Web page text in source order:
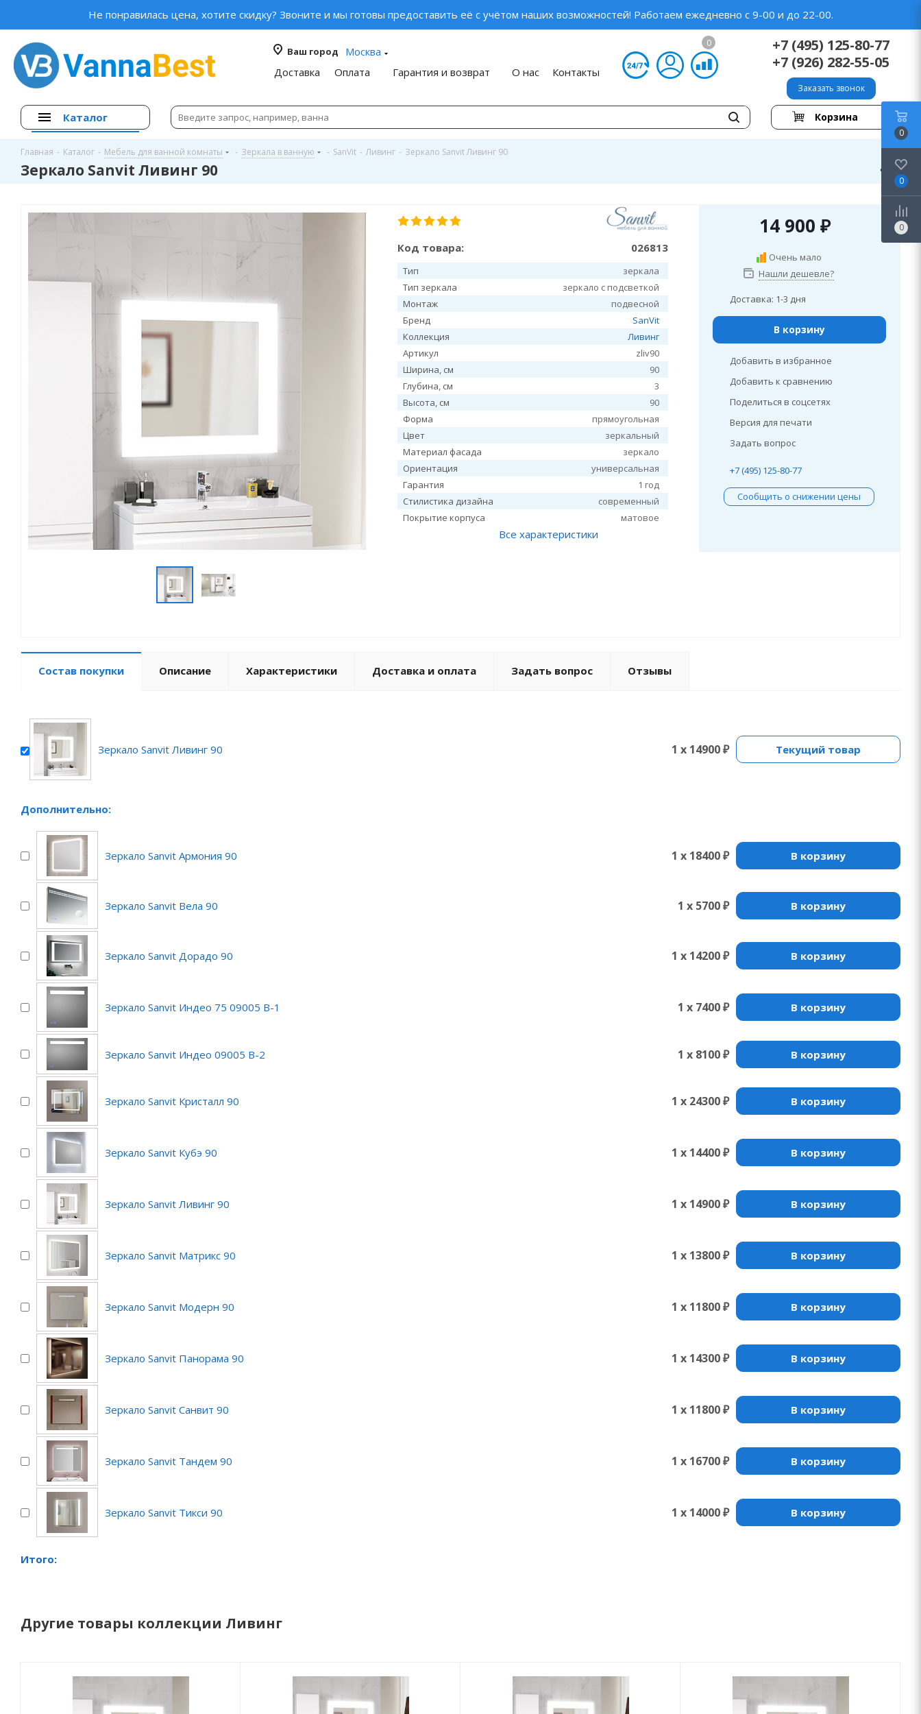
Не понравилась цена, хотите скидку? Звоните и мы готовы предоставить её с учётом наших возможностей! Работаем ежедневно с 9-00 и до 22-00.
Ваш город
Москва
Доставка
Оплата Гарантия и возврат О нас Контакты
0
+7 (495) 125-80-77
+7 (926) 282-55-05
Заказать звонок
Каталог Корзина
Главная - Каталог - Мебель для ванной комнаты - Зеркала в ванную - SanVit - Ливинг - Зеркало Sanvit Ливинг 90
Зеркало Sanvit Ливинг 90
Код товара: 026813
Тип
зеркала
Тип зеркала
зеркало с подсветкой
Монтаж
подвесной
Бренд
SanVit
Коллекция
Ливинг
Артикул
zliv90
Ширина, см
90
Глубина, см
3
Высота, см
90
Форма
прямоугольная
Цвет
зеркальный
Материал фасада
зеркало
Ориентация
универсальная
Гарантия
1 год
Стилистика дизайна
современный
Покрытие корпуса
матовое
Все характеристики
14 900 ₽
Очень мало
Нашли дешевле?
Доставка: 1-3 дня
В корзину
Добавить в избранное
Добавить к сравнению
Поделиться в соцсетях
Версия для печати
Задать вопрос
+7 (495) 125-80-77
Сообщить о снижении цены
Состав покупки Описание Характеристики Доставка и оплата Задать вопрос Отзывы
Зеркало Sanvit Ливинг 90 1 x 14900 ₽ Текущий товар
Дополнительно:
Зеркало Sanvit Армония 90 1 x 18400 ₽ В корзину
Зеркало Sanvit Вела 90 1 x 5700 ₽ В корзину
Зеркало Sanvit Дорадо 90 1 x 14200 ₽ В корзину
Зеркало Sanvit Индео 75 09005 B-1 1 x 7400 ₽ В корзину
Зеркало Sanvit Индео 09005 B-2 1 x 8100 ₽ В корзину
Зеркало Sanvit Кристалл 90 1 x 24300 ₽ В корзину
Зеркало Sanvit Кубэ 90 1 x 14400 ₽ В корзину
Зеркало Sanvit Ливинг 90 1 x 14900 ₽ В корзину
Зеркало Sanvit Матрикс 90 1 x 13800 ₽ В корзину
Зеркало Sanvit Модерн 90 1 x 11800 ₽ В корзину
Зеркало Sanvit Панорама 90 1 x 14300 ₽ В корзину
Зеркало Sanvit Санвит 90 1 x 11800 ₽ В корзину
Зеркало Sanvit Тандем 90 1 x 16700 ₽ В корзину
Зеркало Sanvit Тикси 90 1 x 14000 ₽ В корзину
Итого:
Другие товары коллекции Ливинг
0
0
0